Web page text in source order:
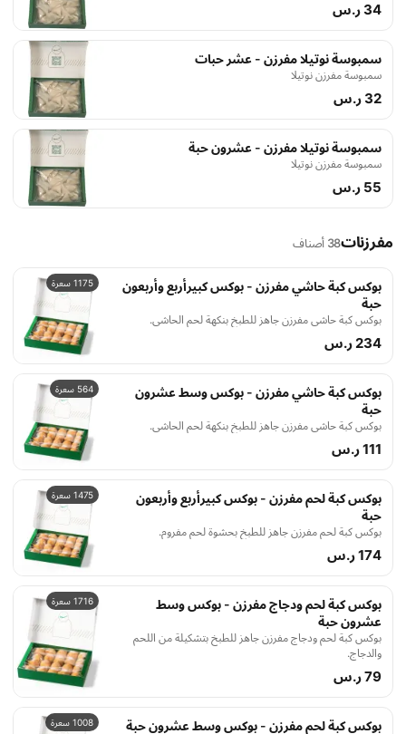
34 ر.س
سمبوسة نوتيلا مفرزن - عشر حبات
سمبوسة مفرزن نوتيلا
32 ر.س
سمبوسة نوتيلا مفرزن - عشرون حبة
سمبوسة مفرزن نوتيلا
55 ر.س
مفرزنات38 أصناف
1175 سعرة
بوكس كبة حاشي مفرزن - بوكس كبيرأربع وأربعون
حبة
بوكس كبة حاشي مفرزن جاهز للطبخ بنكهة لحم الحاشي.
234 ر.س
564 سعرة
بوكس كبة حاشي مفرزن - بوكس وسط عشرون
حبة
بوكس كبة حاشي مفرزن جاهز للطبخ بنكهة لحم الحاشي.
111 ر.س
1475 سعرة
بوكس كبة لحم مفرزن - بوكس كبيرأربع وأربعون
حبة
بوكس كبة لحم مفرزن جاهز للطبخ بحشوة لحم مفروم.
174 ر.س
1716 سعرة
بوكس كبة لحم ودجاج مفرزن - بوكس وسط
عشرون حبة
بوكس كبة لحم ودجاج مفرزن جاهز للطبخ بتشكيلة من اللحم
والدجاج.
79 ر.س
1008 سعرة بوكس كبة لحم مفرزن - بوكس وسط عشرون حبة